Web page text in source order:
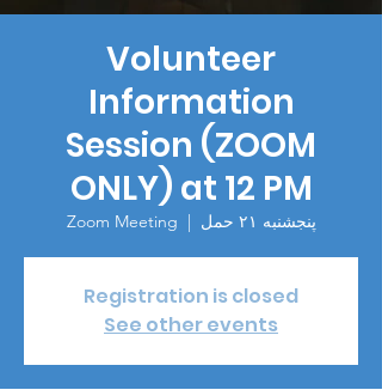
Volunteer
Information
Session (ZOOM
ONLY) at 12 PM
پنجشنبه ۲۱ حمل
  |
Zoom Meeting
Registration is closed
See other events